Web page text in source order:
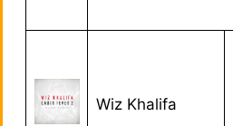
Wiz Khalifa